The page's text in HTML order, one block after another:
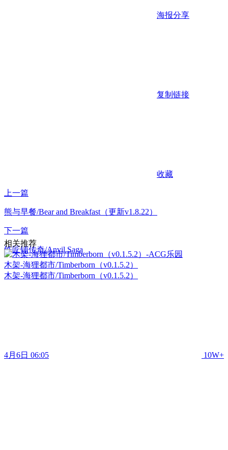
海报分享
复制链接
收藏
上一篇
熊与早餐/Bear and Breakfast（更新v1.8.22）
下一篇
铁匠铺传奇/Anvil Saga
相关推荐
木架-海狸都市/Timberborn（v0.1.5.2）
木架-海狸都市/Timberborn（v0.1.5.2）
4月6日 06:05 10W+